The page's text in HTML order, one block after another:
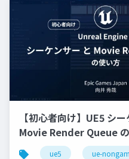
【初心者向け】UE5 シ
Movie Render Queue
【Cinematic Dive 2023
ue5 ue-